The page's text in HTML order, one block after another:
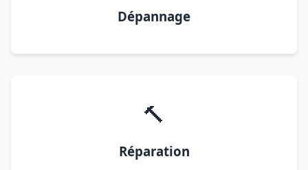
Dépannage
🔨
Réparation